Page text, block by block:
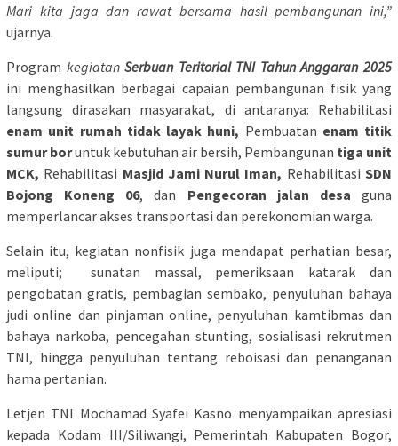
Mari kita jaga dan rawat bersama hasil pembangunan ini,”
ujarnya.
Program kegiatanSerbuan Teritorial TNI Tahun Anggaran 2025
ini menghasilkan berbagai capaian pembangunan fisik yang
langsung dirasakan masyarakat, di antaranya: Rehabilitasi
enam unit rumah tidak layak huni, Pembuatan enam titik
sumur boruntuk kebutuhan air bersih, Pembangunan tiga unit
MCK, Rehabilitasi Masjid Jami Nurul Iman, RehabilitasiSDN
Bojong Koneng 06, dan Pengecoran jalan desa guna
memperlancar akses transportasi dan perekonomian warga.
Selain itu, kegiatan nonfisik juga mendapat perhatian besar,
meliputi; sunatan massal, pemeriksaan katarak dan
pengobatan gratis, pembagian sembako, penyuluhan bahaya
judi online dan pinjaman online, penyuluhan kamtibmas dan
bahaya narkoba, pencegahan stunting, sosialisasi rekrutmen
TNI, hingga penyuluhan tentang reboisasi dan penanganan
hama pertanian.
Letjen TNI Mochamad Syafei Kasno menyampaikan apresiasi
kepada Kodam III/Siliwangi, Pemerintah Kabupaten Bogor,